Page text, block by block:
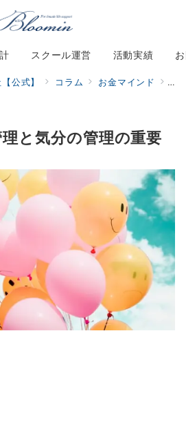
スクール運営 活動実績
公式】 コラム お金マインド ス
と気分の管理の重要